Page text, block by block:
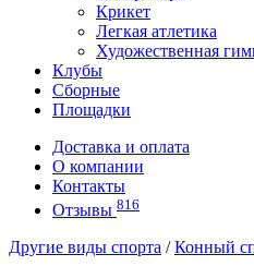
Крикет
Легкая атлетика
Художественная
Клубы
Сборные
Площадки
Доставка и оплата
О компании
Контакты
Отзывы 816
Другие виды спорта /Конный